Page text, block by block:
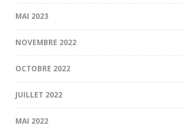
MAI 2023
NOVEMBRE 2022
OCTOBRE 2022
JUILLET 2022
MAI 2022